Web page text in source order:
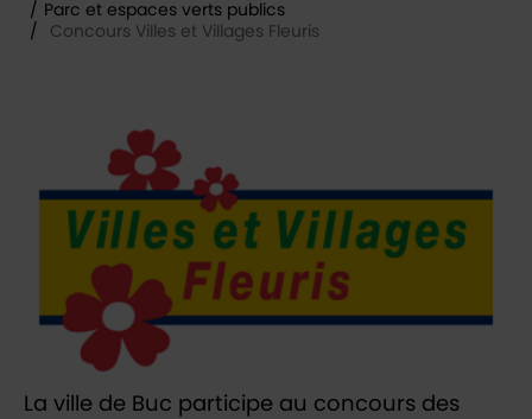
Vous êtes ici :
/
Parc et espaces verts publics
/
Concours Villes et Villages Fleuris
La ville de Buc participe au concours des